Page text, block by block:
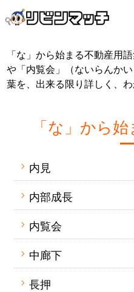
「な」から始まる不動産用
や「内覧会」（ないらんか
葉を、出来る限り詳しく、
「な」から
内見
内部成長
内覧会
中廊下
長押